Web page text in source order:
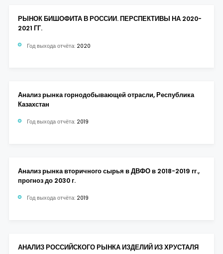
РЫНОК БИШОФИТА В РОССИИ. ПЕРСПЕКТИВЫ НА 2020-
2021 ГГ.
Год выхода отчёта: 2020
Анализ рынка горнодобывающей отрасли, Республика
Казахстан
Год выхода отчёта: 2019
Анализ рынка вторичного сырья в ДВФО в 2018-2019 гг.,
прогноз до 2030 г.
Год выхода отчёта: 2019
АНАЛИЗ РОССИЙСКОГО РЫНКА ИЗДЕЛИЙ ИЗ ХРУСТАЛЯ